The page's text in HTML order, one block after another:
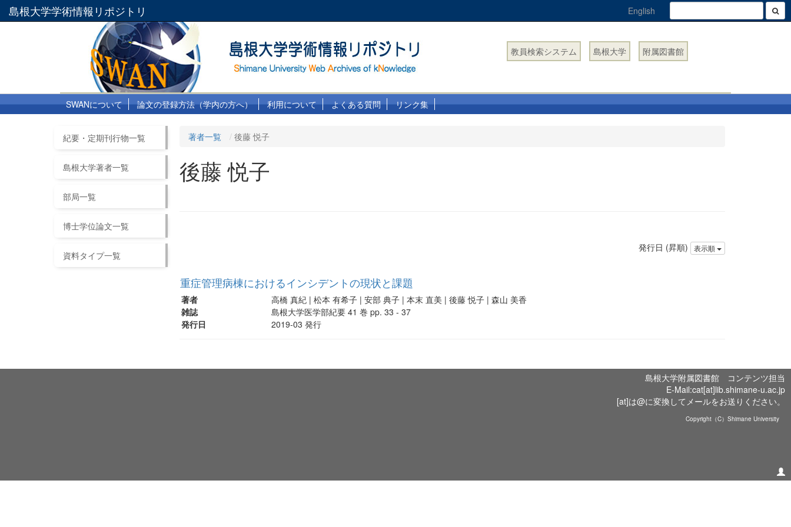
島根大学学術情報リポジトリ English
教員検索システム 島根大学 附属図書館
SWANについて 論文の登録方法（学内の方へ） 利用について よくある質問 リンク集
紀要・定期刊行物一覧
島根大学著者一覧
部局一覧
博士学位論文一覧
資料タイプ一覧
著者一覧 後藤 悦子
後藤 悦子
発行日 (昇順) 表示順
重症管理病棟におけるインシデントの現状と課題
著者
高橋 真紀 | 松本 有希子 | 安部 典子 | 本末 直美 | 後藤 悦子 | 森山 美香
雑誌
島根大学医学部紀要 41 巻 pp. 33 - 37
発行日
2019-03 発行
島根大学附属図書館 コンテンツ担当
E-Mail:cat[at]lib.shimane-u.ac.jp
[at]は@に変換してメールをお送りください。
Copyright（C）Shimane University